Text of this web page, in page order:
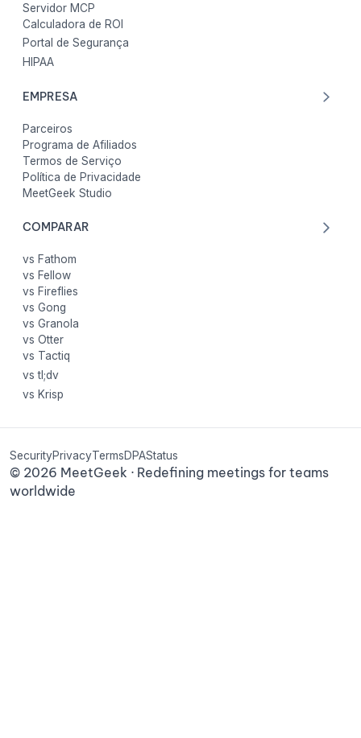
Servidor MCP
Calculadora de ROI
Portal de Segurança
HIPAA
EMPRESA
Parceiros
Programa de Afiliados
Termos de Serviço
Política de Privacidade
MeetGeek Studio
COMPARAR
vs Fathom
vs Fellow
vs Fireflies
vs Gong
vs Granola
vs Otter
vs Tactiq
vs tl;dv
vs Krisp
© 2026 MeetGeek · Redefining meetings for teams
worldwide
SecurityPrivacyTermsDPAStatus